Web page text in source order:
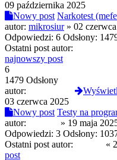
09 października 2025
Nowy post Narkotest
autor: mikrosiur» 02
Odpowiedzi: 6 Odsłony:
Ostatni post autor:
najnowszy post
6
1479 Odsłony
autor:
03 czerwca 2025
Nowy post Testy na
autor:
» 19 maja
Odpowiedzi: 3 Odsłony:
Ostatni post autor:
«
post